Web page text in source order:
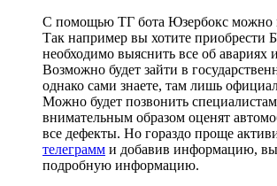
С помощью ТГ бота Юзербокс можно
Так например вы хотите приобрести
необходимо выяснить все об авариях
Возможно будет зайти в
однако сами знаете, там лишь
Можно будет позвонить
внимательным образом оценят
все дефекты. Но гораздо проще
телеграмм и добавив информацию,
подробную информацию.